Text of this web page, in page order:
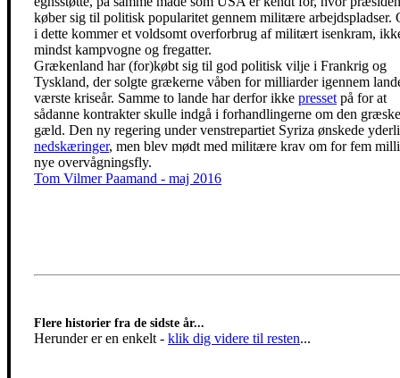
køber sig til politisk popularitet gennem militære arbejdspladser.
i dette kommer et voldsomt overforbrug af militært isenkram,
mindst kampvogne og fregatter.
Grækenland har (for)købt sig til god politisk vilje i Frankrig og
Tyskland, der solgte grækerne våben for milliarder igennem
værste kriseår. Samme to lande har derfor ikke presset på for at
sådanne kontrakter skulle indgå i forhandlingerne om den græske
gæld. Den ny regering under venstrepartiet Syriza ønskede
nedskæringer, men blev mødt med militære krav om for fem
nye overvågningsfly.
Tom Vilmer Paamand - maj 2016
Flere historier fra de sidste år...
Herunder er en enkelt - klik dig videre til resten...